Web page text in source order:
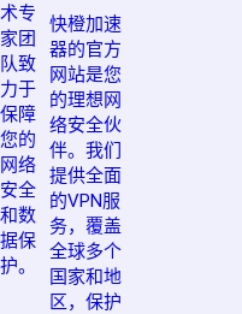
术专
家团
队致
力于
保障
您的
网络
安全
和数
据保
护。
快橙加速
器的官方
网站是您
的理想网
络安全伙
伴。我们
提供全面
的VPN服
务，覆盖
全球多个
国家和地
区，保护